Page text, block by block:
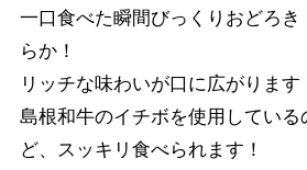
一口食べた瞬間びっくりおどろき
らか！
リッチな味わいが口に広がります
島根和牛のイチボを使用している
ど、スッキリ食べられます！